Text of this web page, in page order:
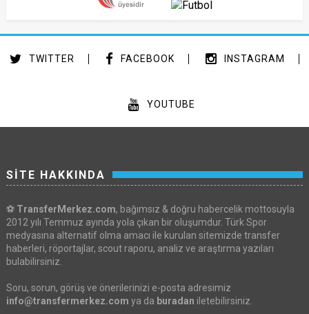
TWITTER FACEBOOK INSTAGRAM
YOUTUBE
SİTE HAKKINDA
⚽ TransferMerkez.com, bağımsız & doğru habercelik mottosuyla
2012 yılı Temmuz ayında yola çıkan bir oluşumdur. Türk Spor
medyasına alternatif olma amacı ile kurulan sitemizde transfer
haberleri, röportajlar, scout raporu, analiz ve araştırma yazıları
bulabilirsiniz.
Soru, sorun, görüş ve önerilerinizi e-posta adresimiz
info@transfermerkez.com ya da buradan iletebilirsiniz.